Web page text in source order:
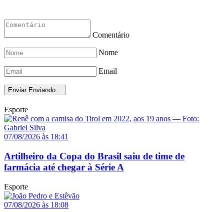
Comentário
Nome
Email
Enviar Enviando...
Esporte
07/08/2026 às 18:41
Artilheiro da Copa do Brasil saiu de time de
farmácia até chegar à Série A
Esporte
07/08/2026 às 18:08